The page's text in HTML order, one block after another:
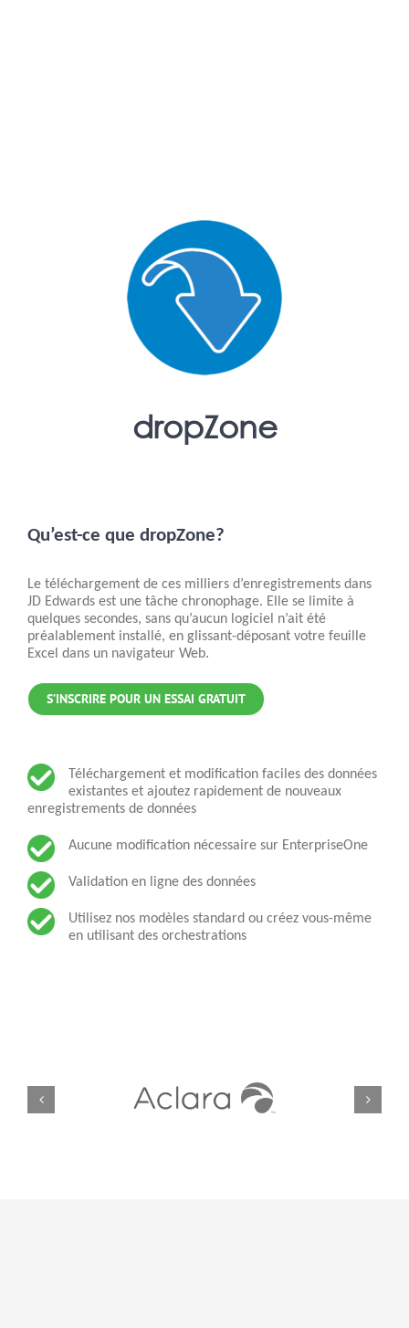
dropZone
Qu’est-ce que dropZone?
Le téléchargement de ces milliers d’enregistrements dans
JD Edwards est une tâche chronophage. Elle se limite à
quelques secondes, sans qu’aucun logiciel n’ait été
préalablement installé, en glissant-déposant votre feuille
Excel dans un navigateur Web.
S’INSCRIRE POUR UN ESSAI GRATUIT
Téléchargement et modification faciles des données
existantes et ajoutez rapidement de nouveaux
enregistrements de données
Aucune modification nécessaire sur EnterpriseOne
Validation en ligne des données
Utilisez nos modèles standard ou créez vous-même
en utilisant des orchestrations